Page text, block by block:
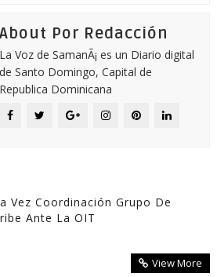
About Por Redacción
La Voz de SamanÃ¡ es un Diario digital
de Santo Domingo, Capital de
Republica Dominicana
Vez Coordinación Grupo De
Ante La OIT
View More